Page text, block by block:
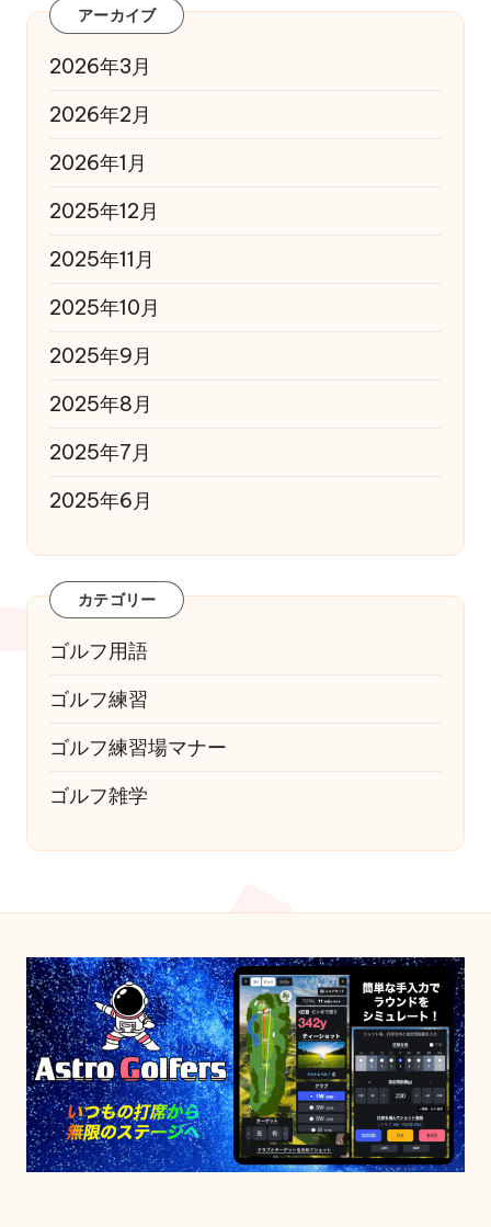
アーカイブ
2026年3月
2026年2月
2026年1月
2025年12月
2025年11月
2025年10月
2025年9月
2025年8月
2025年7月
2025年6月
カテゴリー
ゴルフ用語
ゴルフ練習
ゴルフ練習場マナー
ゴルフ雑学